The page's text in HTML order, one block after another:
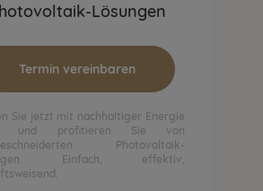
Lösungen
Termin vereinbaren
Sie jetzt mit nachhaltiger Energie
und profitieren Sie von
Photovoltaik-
Einfach, effektiv,